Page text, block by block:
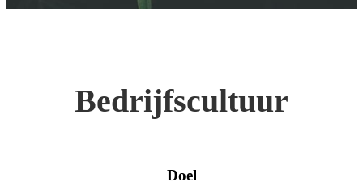
Bedrijfscultuur
Doel